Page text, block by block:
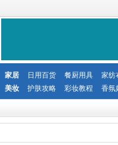
家居 日用百货 餐厨用具 家纺
美妆 护肤攻略 彩妆教程 香氛